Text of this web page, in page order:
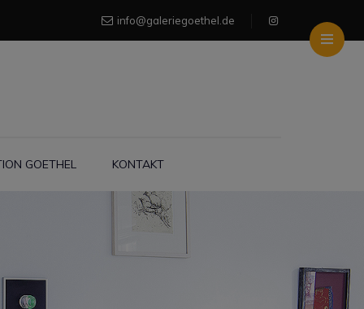
info@galeriegoethel.de
GOETHEL KONTAKT